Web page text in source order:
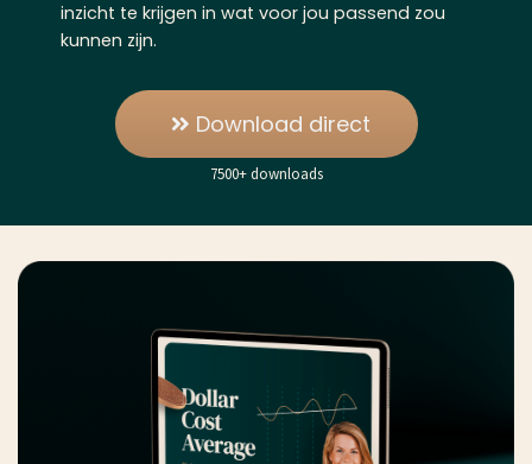
inzicht te krijgen in wat voor jou passend zou
kunnen zijn.
Download direct
7500+ downloads